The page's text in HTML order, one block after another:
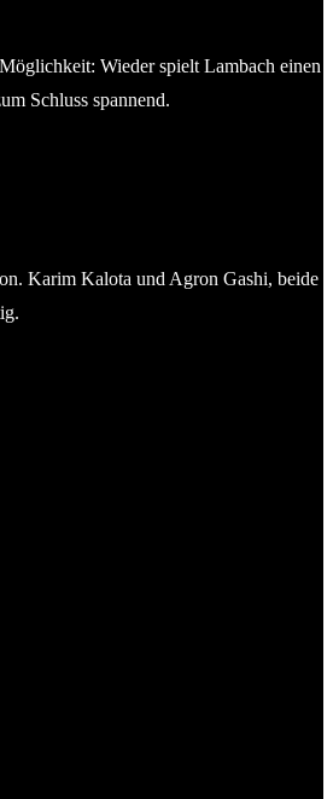
Wieder spielt Lambach einen
Schluss spannend.
Karim Kalota und Agron Gashi, beide